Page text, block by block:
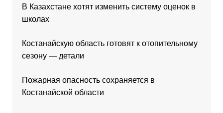
В Казахстане хотят изменить систему оценок в
школах
Костанайскую область готовят к отопительному
сезону — детали
Пожарная опасность сохраняется в
Костанайской области